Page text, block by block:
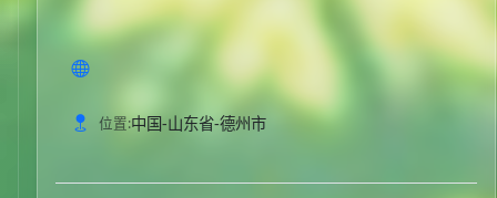
位置:中国-山东省-德州市